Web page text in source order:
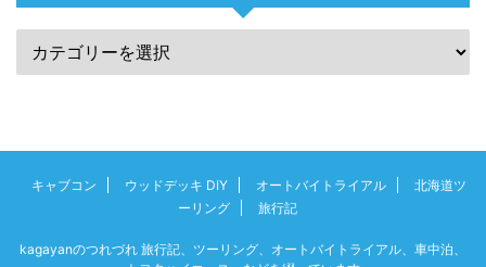
キャブコン ウッドデッキ DIY オートバイトライアル
北海道ツ
ーリング
旅行記
kagayanのつれづれ 旅行記、ツーリング、オートバイトライアル、車中泊、